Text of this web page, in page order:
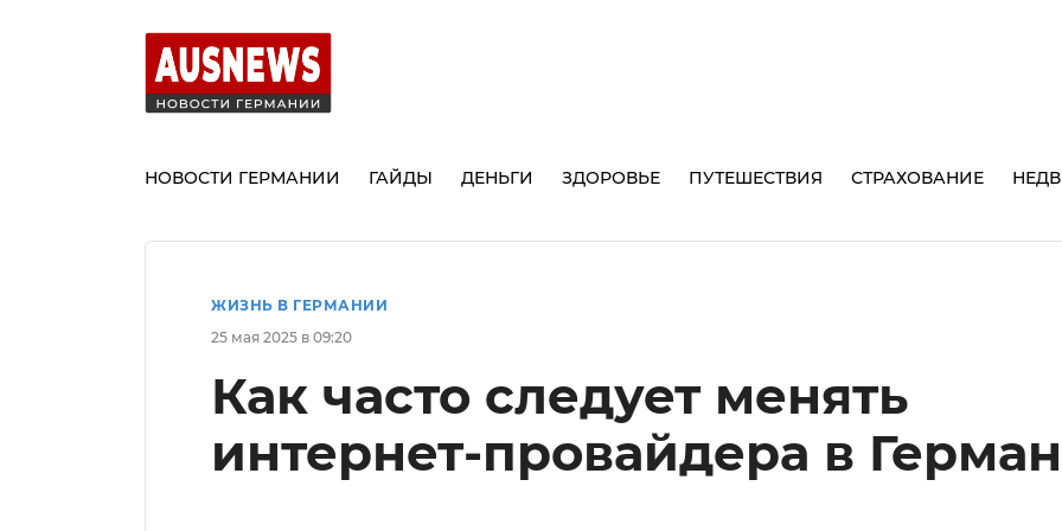
НОВОСТИ ГЕРМАНИИ ГАЙДЫ ДЕНЬГИ ЗДОРОВЬЕ ПУТЕШЕСТВИЯ СТРАХОВАНИЕ
ЖИЗНЬ В ГЕРМАНИИ
25 мая 2025 в 09:20
Как часто следует менять
интернет-провайдера в